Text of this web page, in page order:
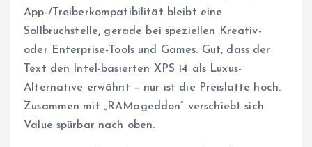
App-/Treiberkompatibilität bleibt eine
Sollbruchstelle, gerade bei speziellen Kreativ-
oder Enterprise-Tools und Games. Gut, dass der
Text den Intel-basierten XPS 14 als Luxus-
Alternative erwähnt – nur ist die Preislatte hoch.
Zusammen mit „RAMageddon“ verschiebt sich
Value spürbar nach oben.